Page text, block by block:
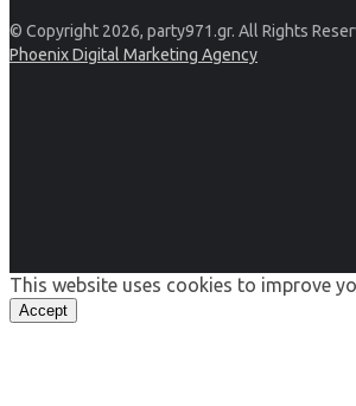
© Copyright 2026, party971.gr. All Rights
Phoenix Digital Marketing Agency
This website uses cookies to improve
Accept